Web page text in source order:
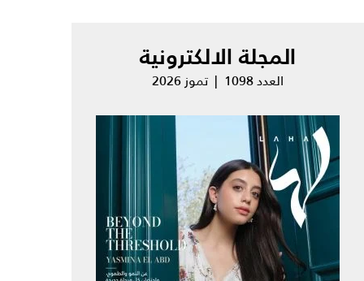
المجلة الالكترونية
العدد 1098 | تموز 2026